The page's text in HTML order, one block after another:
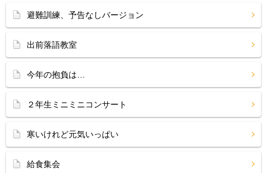
避難訓練、予告なしバージョン
出前落語教室
今年の抱負は…
２年生ミニミニコンサート
寒いけれど元気いっぱい
給食集会